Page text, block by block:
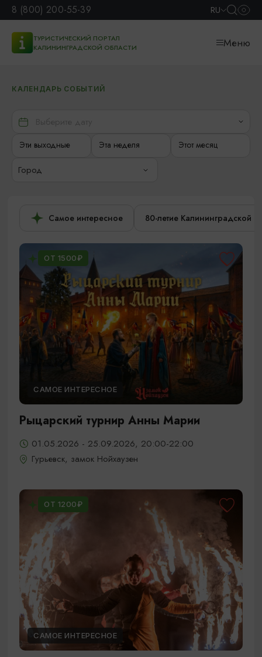
8 (800) 200-55-39 RU
ТУРИСТИЧЕСКИЙ ПОРТАЛ
КАЛИНИНГРАДСКОЙ ОБЛАСТИ
Меню
КАЛЕНДАРЬ СОБЫТИЙ
Эти выходные Эта неделя Этот месяц
Город
Самое интересное 80-летие Калининградской
ОТ 1500₽
САМОЕ ИНТЕРЕСНОЕ
Рыцарский турнир Анны Марии
01.05.2026 - 25.09.2026, 20:00-22:00
Гурьевск, замок Нойхаузен
ОТ 1200₽
САМОЕ ИНТЕРЕСНОЕ